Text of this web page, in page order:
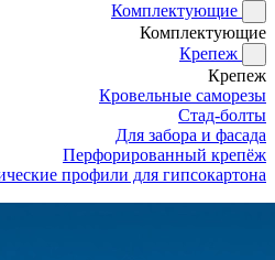
Комплектующие
Комплектующие
Крепеж
Крепеж
Кровельные саморезы
Стад-болты
Для забора и фасада
Перфорированный крепёж
профили для гипсокартона